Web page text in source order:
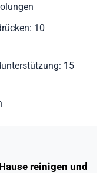
10
15
reinigen und